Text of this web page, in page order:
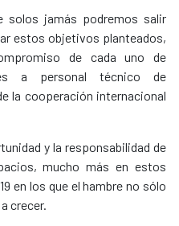
solos jamás podremos salir
estos objetivos planteados,
de cada uno de
a personal técnico de
la cooperación internacional
y la responsabilidad de
mucho más en estos
en los que el hambre no sólo
crecer.